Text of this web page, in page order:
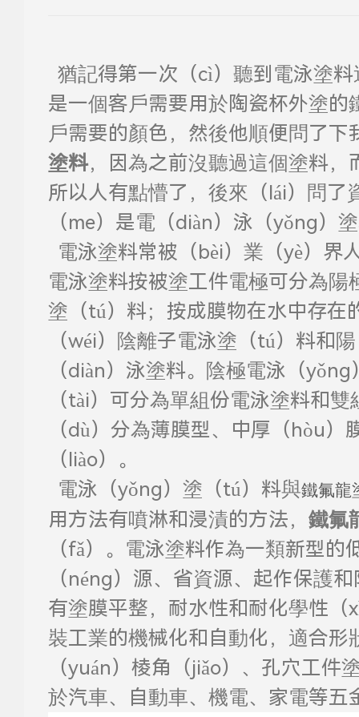
猶記得第一次（cì）聽到電泳塗
是一個客戶需要用於陶瓷杯外塗的
戶需要的顏色，然後他順便問了下
塗料，因為之前沒聽過這個塗料，
所以人有點懵了，後來（lái）問了
（me）是電（diàn）泳（yǒng）
電泳塗料常被（bèi）業（yè）界
電泳塗料按被塗工件電極可分為陽
塗（tú）料；按成膜物在水中存在
（wéi）
陰離子電泳塗（tú）料和
（diàn）泳塗料。陰極電泳（yǒng
（tài）可分為單組份電泳塗料和
（dù）分為薄膜型、中厚（hòu
（liào）。
電泳（yǒng）塗（tú）料與鐵氟龍
用方法有噴淋和浸漬的方法， 鐵氟
（fǎ）。 電泳塗料作為一類新型的
（néng）源、省資源、起作保護
有塗膜平整，耐水性和耐化學性（
裝工業的機械化和自動化，適合
（yuán）棱角（jiǎo）、孔穴工件
於汽車、自動車、機電、家電等五